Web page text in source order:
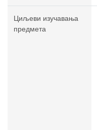
Циљеви изучавања
предмета